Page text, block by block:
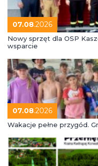
07.08.2026
Nowy sprzęt dla OSP
wsparcie
07.08.2026
Wakacje pełne przygód.